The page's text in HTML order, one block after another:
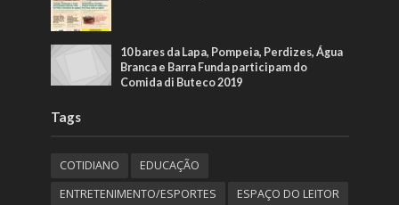
10 bares da Lapa, Pompeia, Perdizes, Água
Branca e Barra Funda participam do
Comida di Buteco 2019
Tags
COTIDIANO
EDUCAÇÃO
ENTRETENIMENTO/ESPORTES
ESPAÇO DO LEITOR